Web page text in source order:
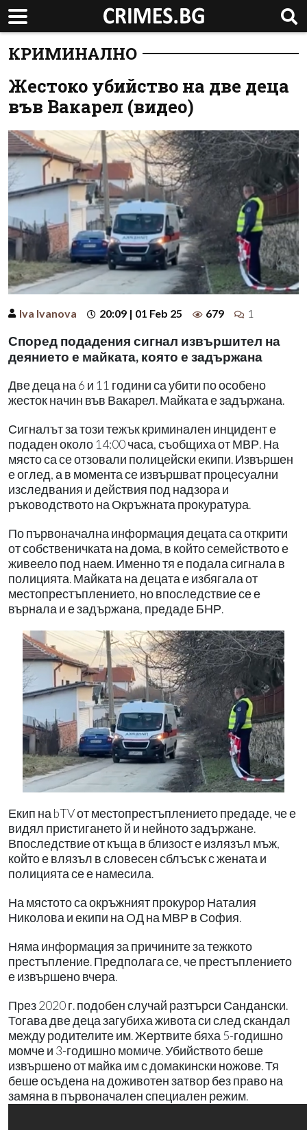
КРИМИНАЛНО
Жестоко убийство на две деца
във Вакарел (видео)
Iva Ivanova 20:09 | 01 Feb 25 679 1
Според подадения сигнал извършител на
деянието е майката, която е задържана
Две деца на 6 и 11 години са убити по особено
жесток начин във Вакарел. Майката е задържана.
Сигналът за този тежък криминален инцидент е
подаден около 14:00 часа, съобщиха от МВР. На
място са се отзовали полицейски екипи. Извършен
е оглед, а в момента се извършват процесуални
изследвания и действия под надзора и
ръководството на Окръжната прокуратура.
По първоначална информация децата са открити
от собственичката на дома, в който семейството е
живеело под наем. Именно тя е подала сигнала в
полицията. Майката на децата е избягала от
местопрестъплението, но впоследствие се е
върнала и е задържана, предаде БНР.
Екип на bTV от местопрестъплението предаде, че е
видял пристигането й и нейното задържане.
Впоследствие от къща в близост е излязъл мъж,
който е влязъл в словесен сблъсък с жената и
полицията се е намесила.
На мястото са окръжният прокурор Наталия
Николова и екипи на ОД на МВР в София.
Няма информация за причините за тежкото
престъпление. Предполага се, че престъплението
е извършено вчера.
През 2020 г. подобен случай разтърси Сандански.
Тогава две деца загубиха живота си след скандал
между родителите им. Жертвите бяха 5-годишно
момче и 3-годишно момиче. Убийството беше
извършено от майка им с домакински ножове. Тя
беше осъдена на доживотен затвор без право на
замяна в първоначален специален режим.